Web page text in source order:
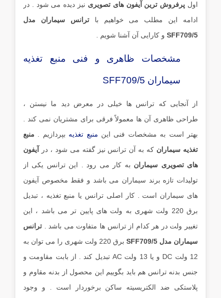
اول پرفروش ترین آیفون های تصویری نیز دیده می شود . در
ادامه این مطلب می خواهیم باترانس سیماران مدل
SFF709/5 و کارایی آن آشنا شویم .
مشخصات ظاهری و فنی منبع تغذیه
سیماران SFF709/5
از آنجایی که ترانس ها خیلی در معرض دید ما نیستن ،
طراحی ظاهری آن ها معمولاً فرقی برای مشتریان نمی کند .
بهتر است به مشخصات فنی این منبع تغذیه بپردازیم . منبع
تغذیه سیماران که به آن ترانس نیز گفته می شود ، در
آیفون
های تصویری سیماران به کار می رود . این ترانس یکی از
تولیدات تازه برند سیماران می باشد و فقط مخصوص آیفون
های سیماران است . کار اصلی ترانس یا منبع تغذیه ، تبدیل
برق 220 ولت شهری به ولت های پایین تر می باشد ، این
تغییر ولت در هر کدام از ترانس ها متفاوت می باشد . ترانس
سیماران مدل SFF709/5
برق 220 ولت شهری را می توان به
12 ولت DC و یا 13 ولت AC تبدیل کند . از بابت مقاومت و
جنس بدنه ترانس هم باید بگوییم این محصول از بدنه مقاوم و
پلاستکی ضد الکتریسیته ساکن برخوردار است . و وجود